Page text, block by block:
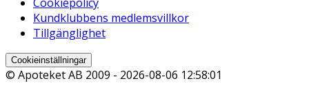
Kundklubbens medlemsvillkor
Tillgänglighet
Cookieinställningar
© Apoteket AB 2009 - 2026-08-06 12:58:01